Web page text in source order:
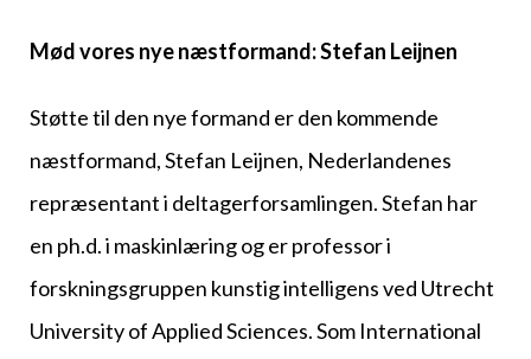
Mød vores nye næstformand: Stefan Leijnen
Støtte til den nye formand er den kommende
næstformand, Stefan Leijnen, Nederlandenes
repræsentant i deltagerforsamlingen. Stefan har
en ph.d. i maskinlæring og er professor i
forskningsgruppen kunstig intelligens ved Utrecht
University of Applied Sciences. Som International